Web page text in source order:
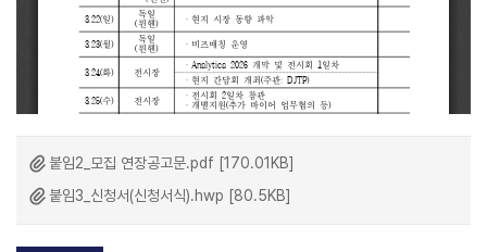
붙임2_모집 연장공고문.pdf [170.01KB]
붙임3_신청서(신청서식).hwp [80.5KB]